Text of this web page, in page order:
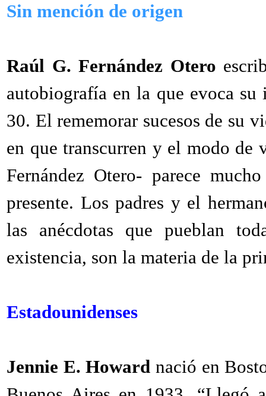
Sin mención de origen
Raúl G. Fernández Otero
autobiografía en la que evoca
30. El rememorar sucesos de su
en que transcurren y el modo de
Fernández Otero- parece
presente. Los padres y el
las anécdotas que pueblan
existencia, son la materia de la
Estadounidenses
Jennie E. Howard nació en